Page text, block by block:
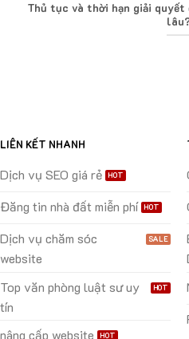
Thủ tục và thời hạn giải quyết
LIÊN KẾT NHANH
Dịch vụ SEO giá rẻ
Đăng tin nhà đất miễn phí
Dịch vụ chăm sóc
website
Top văn phòng luật sư uy
tín
nâng cấp website